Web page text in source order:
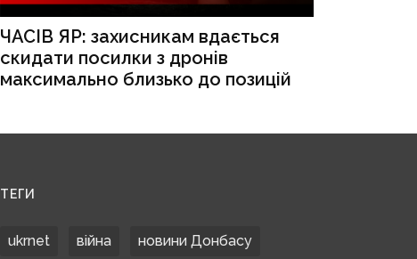
ЧАСІВ ЯР: захисникам вдається
скидати посилки з дронів
максимально близько до позицій
ТЕГИ
ukrnet війна новини Донбасу